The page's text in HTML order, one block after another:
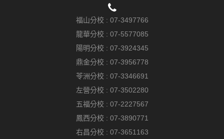
福山分校 : 07-3497766
龍華分校 : 07-5577085
陽明分校 : 07-3924345
鼎金分校 : 07-3956778
苓洲分校 : 07-3346691
左營分校 : 07-3502280
五福分校 : 07-2227567
鳳西分校 : 07-3890771
右昌分校 : 07-3651163